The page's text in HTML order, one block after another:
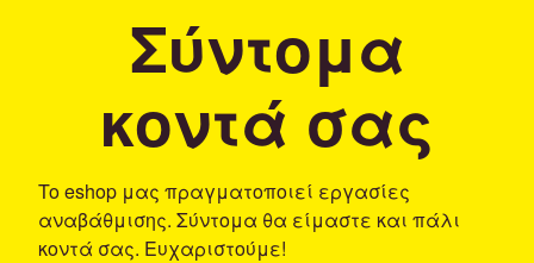
Σύντομα
κοντά σας
To eshop μας πραγματοποιεί εργασίες
αναβάθμισης. Σύντομα θα είμαστε και πάλι
κοντά σας. Ευχαριστούμε!